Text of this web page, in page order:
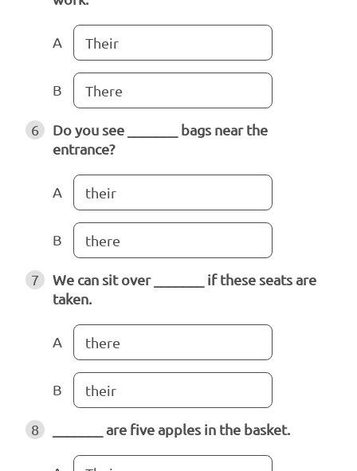
A Their
B There
6
Do you see _______ bags near the
entrance?
A their
B there
7
We can sit over _______ if these seats are
taken.
A there
B their
8 _______ are five apples in the basket.